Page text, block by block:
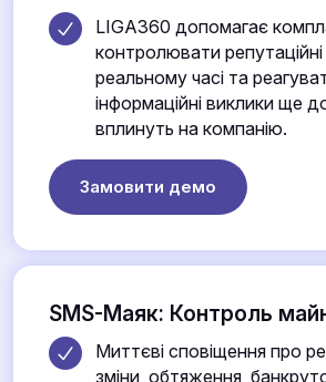
LIGA360 допомагає
контролювати
реальному часі та
інформаційні виклики ще
вплинуть на компанію.
Замовити демо
SMS-Маяк: Контроль
Миттєві сповіщення про
зміни, обтяження,